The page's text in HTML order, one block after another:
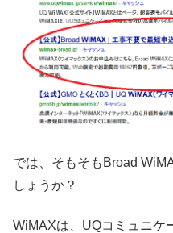
では、そもそもBroad
しょうか？
WiMAXは、UQコミュニケ